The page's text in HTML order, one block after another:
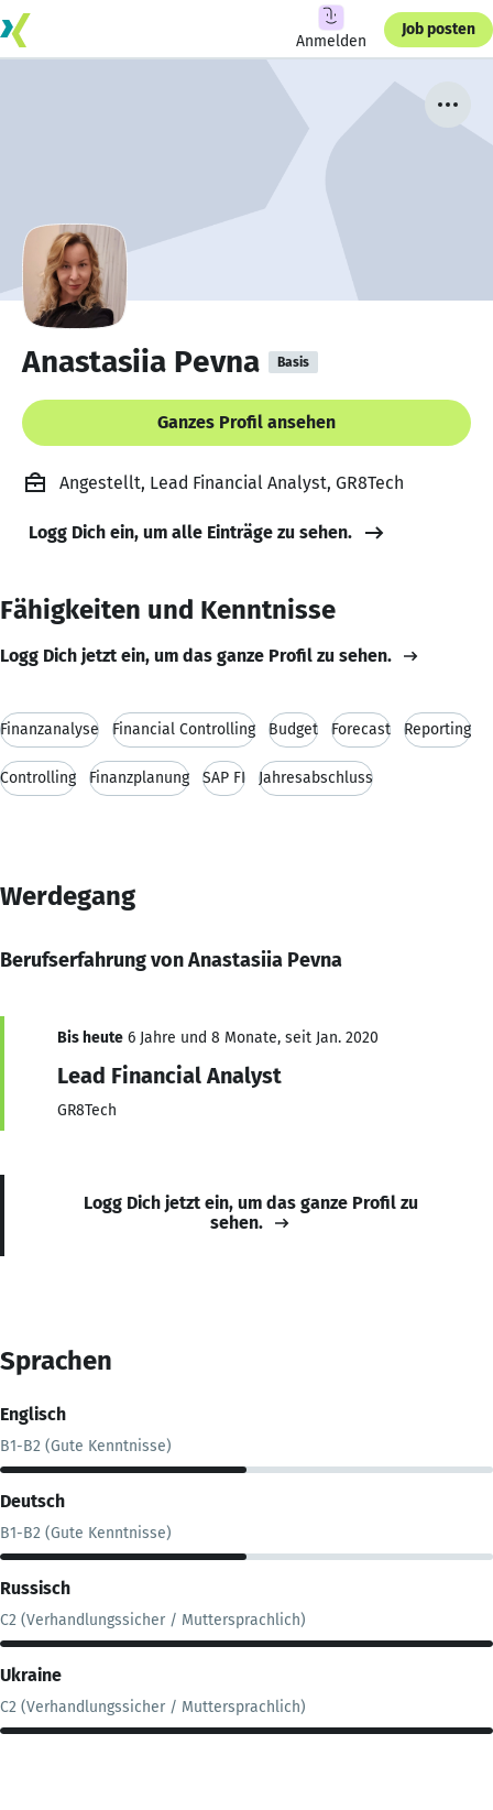
Anmelden
Job posten
Anastasiia Pevna Basis
Ganzes Profil ansehen
Angestellt, Lead Financial Analyst, GR8Tech
Logg Dich ein, um alle Einträge zu sehen.
Fähigkeiten und Kenntnisse
Logg Dich jetzt ein, um das ganze Profil zu sehen.
Finanzanalyse Financial Controlling Budget Forecast Reporting
Controlling Finanzplanung SAP FI Jahresabschluss
Werdegang
Berufserfahrung von Anastasiia Pevna
Bis heute 6 Jahre und 8 Monate, seit Jan. 2020
Lead Financial Analyst
GR8Tech
Logg Dich jetzt ein, um das ganze Profil zu
sehen.
Sprachen
Englisch
B1-B2 (Gute Kenntnisse)
Deutsch
B1-B2 (Gute Kenntnisse)
Russisch
C2 (Verhandlungssicher / Muttersprachlich)
Ukraine
C2 (Verhandlungssicher / Muttersprachlich)